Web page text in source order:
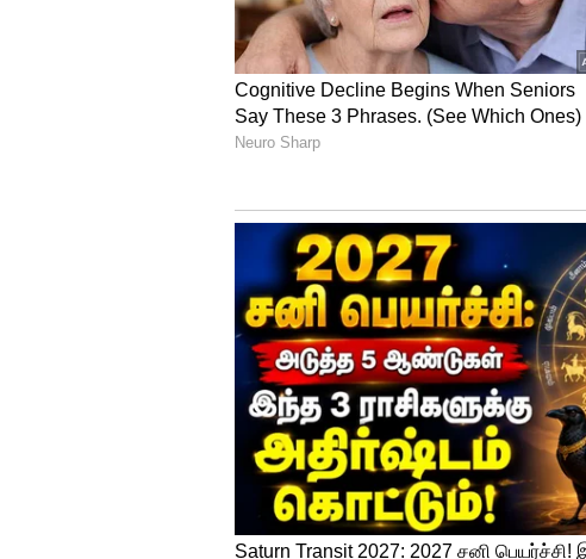
அதிருப்தி அடைந்த காங்கிரஸ்
உணர்வுகள் அதிகரித்துள்ளதாத்
இன்று காலை, சண்டிகரில் உள்ள
சென்ற ஜஸ்பிர் சிங் தனது
சென்றிருந்தபோது பாஜக
கட்சியினருக்கும் இடையே பெரும்
மேயர் தேர்தல் கூட்டணி:
ஆம் ஆத்மியின் ராகவ் சதாவும்
சண்டிகரில் சந்தித்தபோது இரு
சந்திப்பின் புகைப்படம், சமூக